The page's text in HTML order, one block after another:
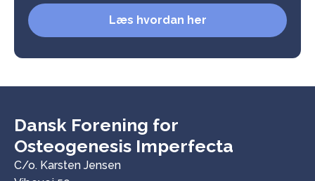
Læs hvordan her
Dansk Forening for
Osteogenesis Imperfecta
C/o. Karsten Jensen